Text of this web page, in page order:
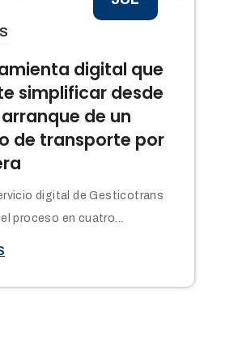
digital que
simplificar desde
de un
de transporte por
digital de Gesticotrans
proceso en cuatro...